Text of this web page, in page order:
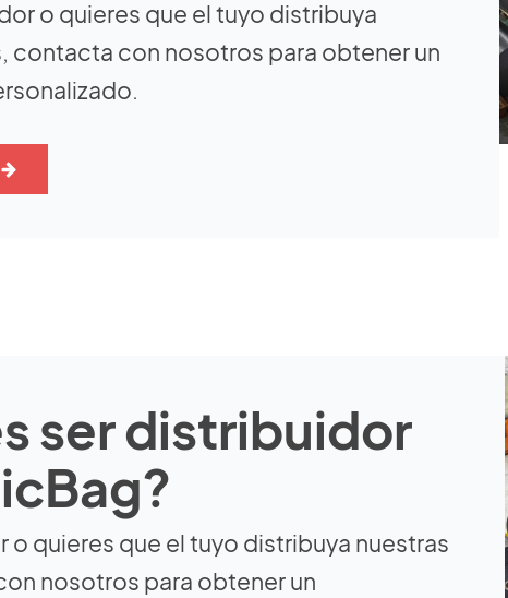
o quieres que el tuyo distribuya
contacta con nosotros para obtener un
ser distribuidor
o quieres que el tuyo distribuya nuestras
nosotros para obtener un